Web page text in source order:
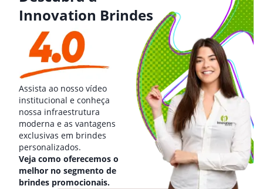
Innovation Brindes
Assista ao nosso vídeo
institucional e conheça
nossa infraestrutura
moderna e as vantagens
exclusivas em brindes
personalizados.
Veja como oferecemos o
melhor no segmento de
brindes promocionais.